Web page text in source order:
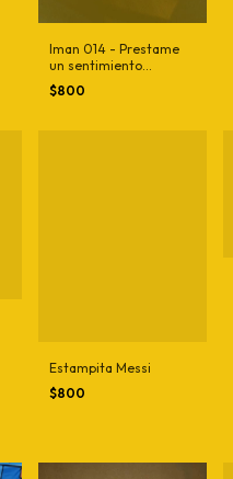
Iman 014 - Prestame
un sentimiento
(Simpson)
$800
Estampita Messi
$800